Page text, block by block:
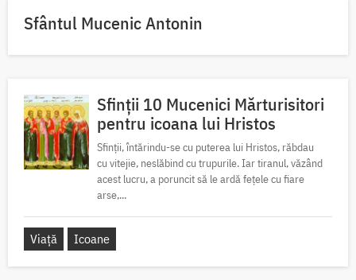
Sfântul Mucenic Antonin
Sfinții 10 Mucenici Mărturisitori
pentru icoana lui Hristos
Sfinții, întărindu-se cu puterea lui Hristos, răbdau
cu vitejie, neslăbind cu trupurile. Iar tiranul, văzând
acest lucru, a poruncit să le ardă fețele cu fiare
arse,...
Viață Icoane